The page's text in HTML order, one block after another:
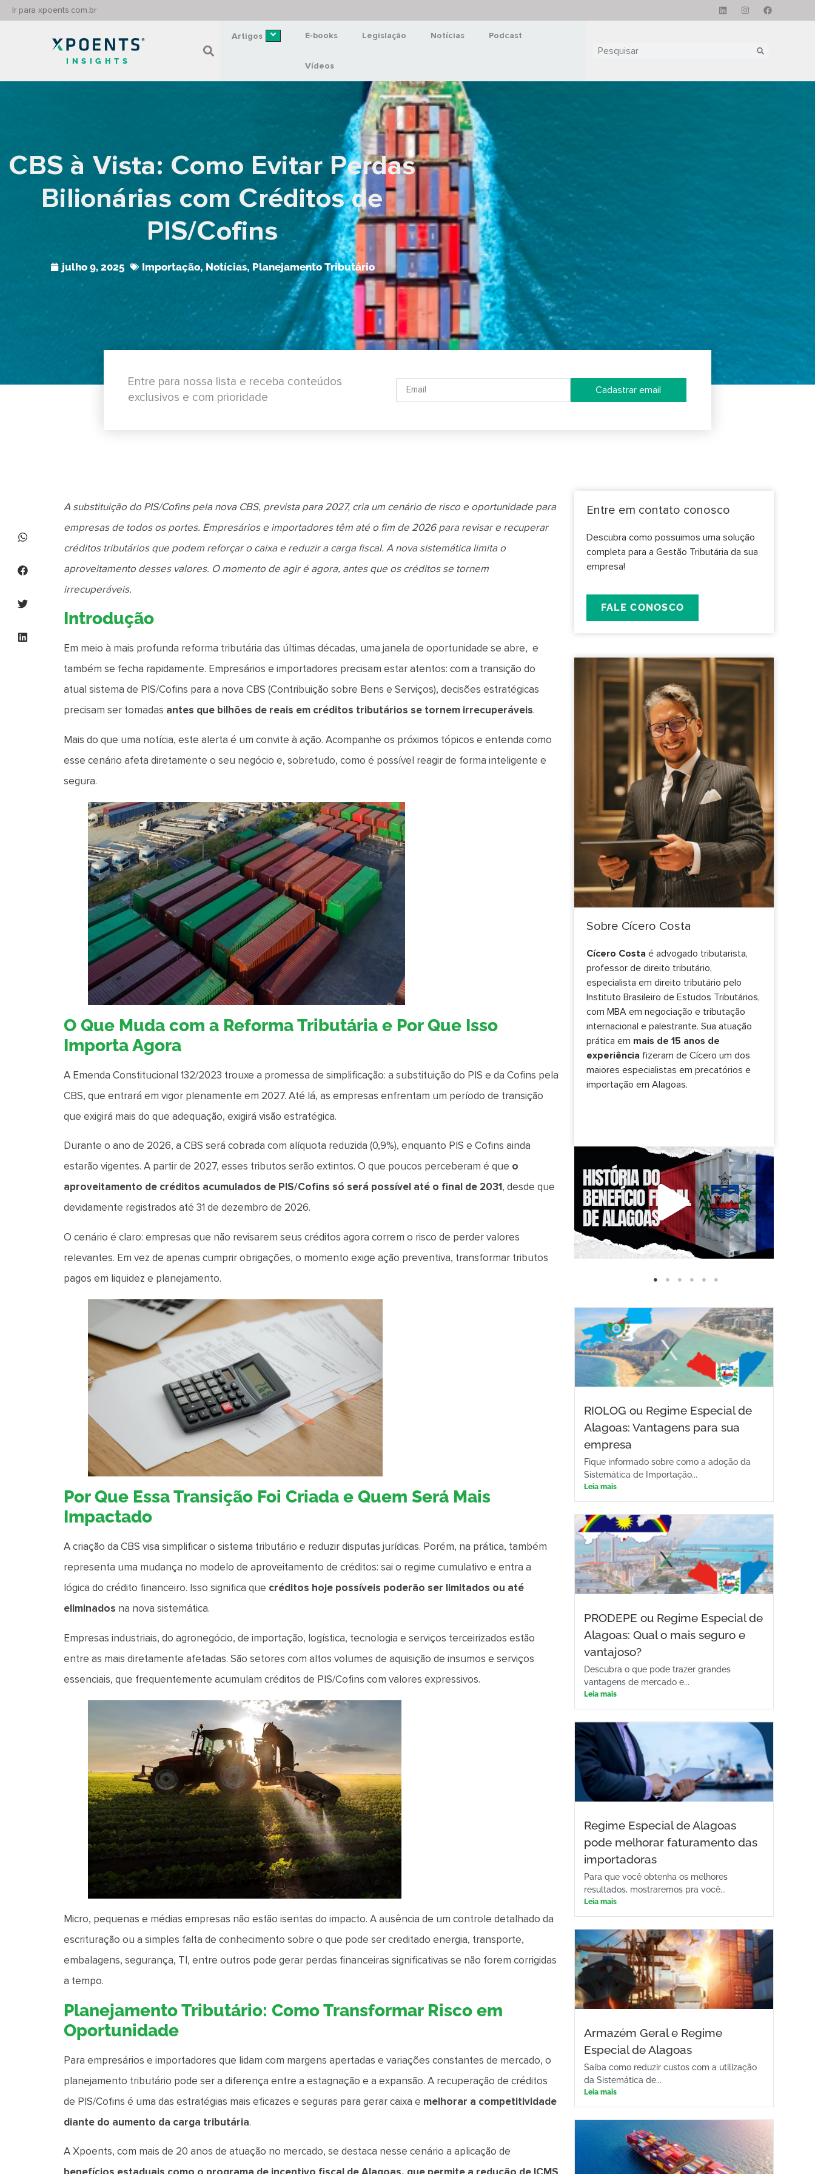
Ir para xpoents.com.br
INSIGHTS
Artigos E-books Legislação Notícias Podcast
Vídeos
CBS à Vista: Como Evitar Perdas
Bilionárias com Créditos de
PIS/Cofins
julho 9, 2025 Importação, Notícias, Planejamento Tributário
Entre para nossa lista e receba conteúdos
exclusivos e com prioridade
Cadastrar email
A substituição do PIS/Cofins pela nova CBS, prevista para 2027, cria um cenário de risco e oportunidade para
empresas de todos os portes. Empresários e importadores têm até o fim de 2026 para revisar e recuperar
créditos tributários que podem reforçar o caixa e reduzir a carga fiscal. A nova sistemática limita o
aproveitamento desses valores. O momento de agir é agora, antes que os créditos se tornem
irrecuperáveis.
Introdução
Em meio à mais profunda reforma tributária das últimas décadas, uma janela de oportunidade se abre, e
também se fecha rapidamente. Empresários e importadores precisam estar atentos: com a transição do
atual sistema de PIS/Cofins para a nova CBS (Contribuição sobre Bens e Serviços), decisões estratégicas
precisam ser tomadas antes que bilhões de reais em créditos tributários se tornem irrecuperáveis.
Mais do que uma notícia, este alerta é um convite à ação. Acompanhe os próximos tópicos e entenda como
esse cenário afeta diretamente o seu negócio e, sobretudo, como é possível reagir de forma inteligente e
segura.
O Que Muda com a Reforma Tributária e Por Que Isso
Importa Agora
A Emenda Constitucional 132/2023 trouxe a promessa de simplificação: a substituição do PIS e da Cofins pela
CBS, que entrará em vigor plenamente em 2027. Até lá, as empresas enfrentam um período de transição
que exigirá mais do que adequação, exigirá visão estratégica.
Durante o ano de 2026, a CBS será cobrada com alíquota reduzida (0,9%), enquanto PIS e Cofins ainda
estarão vigentes. A partir de 2027, esses tributos serão extintos. O que poucos perceberam é que o
aproveitamento de créditos acumulados de PIS/Cofins só será possível até o final de 2031, desde que
devidamente registrados até 31 de dezembro de 2026.
O cenário é claro: empresas que não revisarem seus créditos agora correm o risco de perder valores
relevantes. Em vez de apenas cumprir obrigações, o momento exige ação preventiva, transformar tributos
pagos em liquidez e planejamento.
Por Que Essa Transição Foi Criada e Quem Será Mais
Impactado
A criação da CBS visa simplificar o sistema tributário e reduzir disputas jurídicas. Porém, na prática, também
representa uma mudança no modelo de aproveitamento de créditos: sai o regime cumulativo e entra a
lógica do crédito financeiro. Isso significa que créditos hoje possíveis poderão ser limitados ou até
eliminados na nova sistemática.
Empresas industriais, do agronegócio, de importação, logística, tecnologia e serviços terceirizados estão
entre as mais diretamente afetadas. São setores com altos volumes de aquisição de insumos e serviços
essenciais, que frequentemente acumulam créditos de PIS/Cofins com valores expressivos.
Micro, pequenas e médias empresas não estão isentas do impacto. A ausência de um controle detalhado da
escrituração ou a simples falta de conhecimento sobre o que pode ser creditado energia, transporte,
embalagens, segurança, TI, entre outros pode gerar perdas financeiras significativas se não forem corrigidas
a tempo.
Planejamento Tributário: Como Transformar Risco em
Oportunidade
Para empresários e importadores que lidam com margens apertadas e variações constantes de mercado, o
planejamento tributário pode ser a diferença entre a estagnação e a expansão. A recuperação de créditos
de PIS/Cofins é uma das estratégias mais eficazes e seguras para gerar caixa e melhorar a competitividade
diante do aumento da carga tributária.
A Xpoents, com mais de 20 anos de atuação no mercado, se destaca nesse cenário a aplicação de
Entre em contato conosco
Descubra como possuimos uma solução
completa para a Gestão Tributária da sua
empresa!
FALE CONOSCO
Sobre Cícero Costa
Cícero Costa é advogado tributarista,
professor de direito tributário,
especialista em direito tributário pelo
Instituto Brasileiro de Estudos Tributários,
com MBA em negociação e tributação
internacional e palestrante. Sua atuação
prática em mais de 15 anos de
experiência fizeram de Cícero um dos
maiores especialistas em precatórios e
importação em Alagoas.
RIOLOG ou Regime Especial de
Alagoas: Vantagens para sua
empresa
Fique informado sobre como a adoção da
Sistemática de Importação...
Leia mais
PRODEPE ou Regime Especial de
Alagoas: Qual o mais seguro e
vantajoso?
Descubra o que pode trazer grandes
vantagens de mercado e...
Leia mais
Regime Especial de Alagoas
pode melhorar faturamento das
importadoras
Para que você obtenha os melhores
resultados, mostraremos pra você...
Leia mais
Armazém Geral e Regime
Especial de Alagoas
Saiba como reduzir custos com a utilização
da Sistemática de...
Leia mais